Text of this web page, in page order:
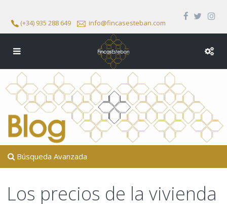
(+34) 935 288 649 info@fincasesteban.com
Búsqueda Avanzada
Los precios de la vivienda